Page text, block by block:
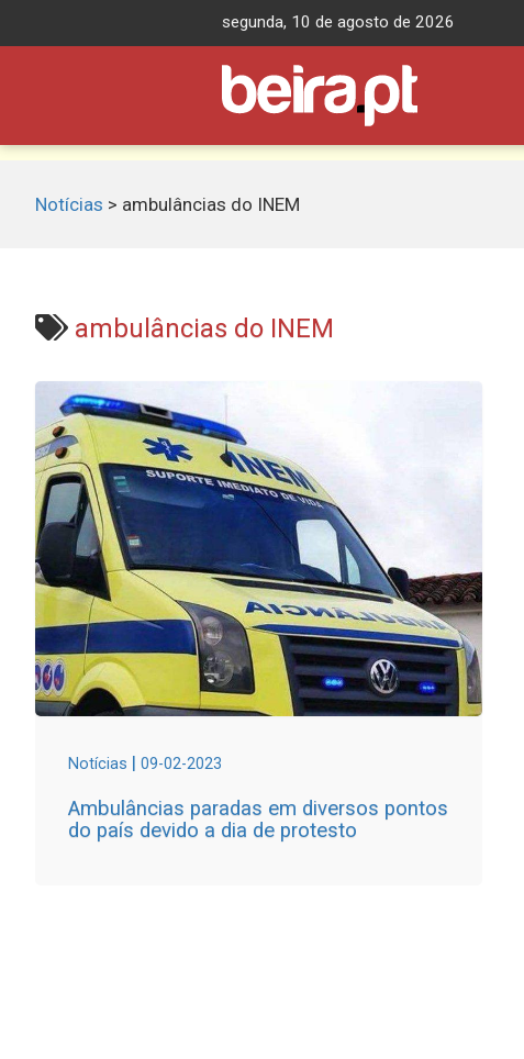
segunda, 10 de agosto de 2026
Notícias > ambulâncias do INEM
ambulâncias do INEM
Notícias | 09-02-2023
Ambulâncias paradas em diversos pontos
do país devido a dia de protesto